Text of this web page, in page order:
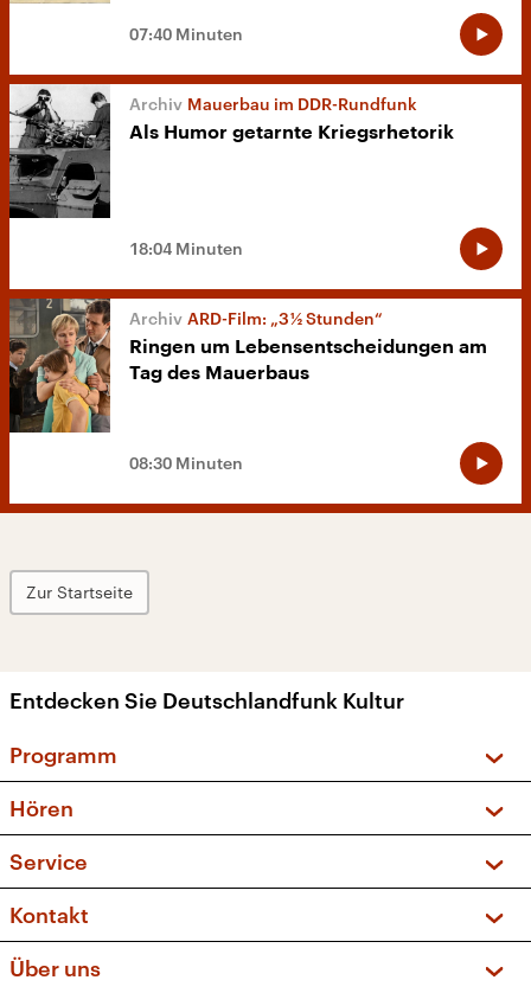
07:40 Minuten
Mauerbau im DDR-Rundfunk
Als Humor getarnte Kriegsrhetorik
18:04 Minuten
ARD-Film: „3 ½ Stunden“
Ringen um Lebensentscheidungen am
Tag des Mauerbaus
08:30 Minuten
Zur Startseite
Entdecken Sie Deutschlandfunk Kultur
Programm
Sendungen und Podcasts
Musikliste
Kakadu – Das Kinderprogramm
Hören
Frequenzen (UKW + DAB+)
Service
FAQ
Apps
Newsletter
Kontakt
Über uns